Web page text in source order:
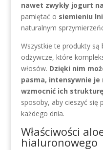
nawet zwykły jogurt
pamiętać o siemieniu
naturalnym
Wszystkie te produkty
odżywcze, które
włosów. Dzięki nim
pasma, intensywnie je
wzmocnić ich
sposoby, aby cieszyć się
każdego dnia.
Właściwości
hialuronowego